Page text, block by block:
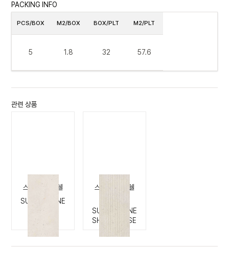
PACKING INFO
PCS/BOX
5
M2/BOX
1.8
BOX/PLT
32
M2/PLT
57.6
관련 상품
스위트 스톤 쉘
SUITE STONE
SHELL
스위트 스톤 쉘
플리세
SUITE STONE
SHELL PLISSE